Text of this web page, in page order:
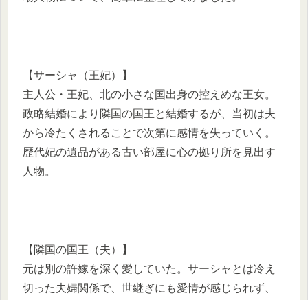
【サーシャ（王妃）】
主人公・王妃、北の小さな国出身の控えめな王女。
政略結婚により隣国の国王と結婚するが、当初は夫
から冷たくされることで次第に感情を失っていく。
歴代妃の遺品がある古い部屋に心の拠り所を見出す
人物。
【隣国の国王（夫）】
元は別の許嫁を深く愛していた。サーシャとは冷え
切った夫婦関係で、世継ぎにも愛情が感じられず、